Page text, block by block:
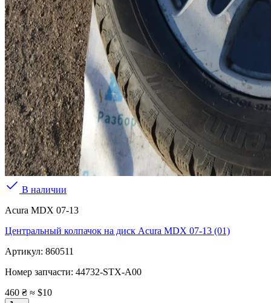
В наличии
Acura MDX 07-13
Центральный колпачок на диск Acura MDX 07-13 (01)
Артикул: 860511
Номер запчасти: 44732-STX-A00
460 ₴ ≈ $10